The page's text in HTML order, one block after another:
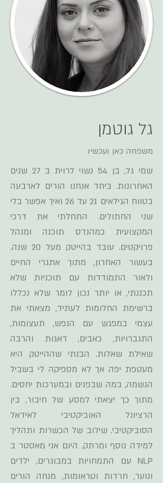
גל גוטמן
משפחה כאן ועכשיו
שמי גל, בן 54 נשוי לרוית ב 27 שנים
האחרונות. ביחד אנחנו הורים לארבעה
בטווח הגילאים 21 עד 26 ואיך אפשר בלי
שני החתולים. התחלתי את דרכי
המקצועית כמהנדס תוכנה ומנהל
פרויקטים. עובד בהייטק מעל 20 שנה.
בעשור האחרון, מתוך אתגרי החיים
ולאור התמודדות עם תוכניות שלא
תכננתי, או יותר נכון לומר שלא נכללו
ברשימת החלומות לעתיד, מצאתי את
עצמי במפגש עם הנפש, תעצומות,
התגברויות, כאבים, דאגות והרבה
שאילת שאלות. הבנתי שההייטק היא
מעטפת יפה אך לא מספיקה לי בשביל
הנשמה, במה שבפנים ובמערכות יחסים.
מתוך כך יצאתי למסע של חיבור, בין
הרציונל האוביקטיבי לאידאל
הסוביקטיבי. שילוב של הכשרות ותהליך
למידה נוסף ומרתק. היום אני מאסטר ב
NLP עם התמחויות במבוגרים, ילדים
ונוער, חרדות וטראומות, מנחה הורים